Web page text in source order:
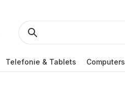
Telefonie & Tablets Computers